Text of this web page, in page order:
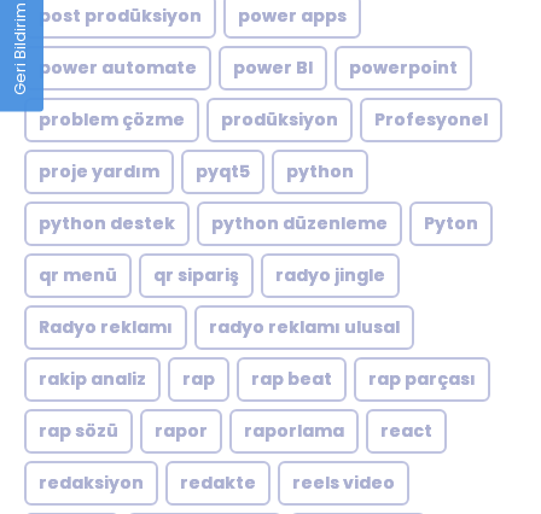
post prodüksiyon power apps
power automate power BI powerpoint
problem çözme prodüksiyon Profesyonel
proje yardım pyqt5 python
python destek python düzenleme Pyton
qr menü qr sipariş radyo jingle
Radyo reklamı radyo reklamı ulusal
rakip analiz rap rap beat rap parçası
rap sözü rapor raporlama react
redaksiyon redakte reels video
Geri Bildirim